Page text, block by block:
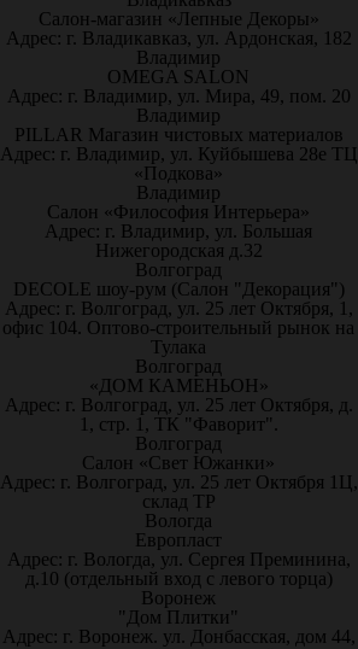
Салон-магазин «Лепные Декоры»
Адрес: г. Владикавказ, ул. Ардонская, 182
Владимир
OMEGA SALON
Адрес: г. Владимир, ул. Мира, 49, пом. 20
Владимир
PILLAR Магазин чистовых материалов
Адрес: г. Владимир, ул. Куйбышева 28е ТЦ
«Подкова»
Владимир
Салон «Философия Интерьера»
Адрес: г. Владимир, ул. Большая
Нижегородская д.32
Волгоград
DECOLE шоу-рум (Салон "Декорация")
Адрес: г. Волгоград, ул. 25 лет Октября, 1,
офис 104. Оптово-строительный рынок на
Тулака
Волгоград
«ДОМ КАМЕНЬОН»
Адрес: г. Волгоград, ул. 25 лет Октября, д.
1, стр. 1, ТК "Фаворит".
Волгоград
Салон «Свет Южанки»
Адрес: г. Волгоград, ул. 25 лет Октября 1Ц,
склад ТР
Вологда
Европласт
Адрес: г. Вологда, ул. Сергея Преминина,
д.10 (отдельный вход с левого торца)
Воронеж
"Дом Плитки"
Адрес: г. Воронеж. ул. Донбасская, дом 44,